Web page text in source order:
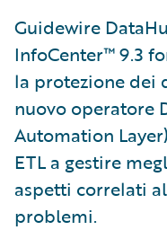
Guidewire
InfoCenter™ 9.3
la protezione dei
nuovo operatore
Automation
ETL a gestire
aspetti correlati
problemi.